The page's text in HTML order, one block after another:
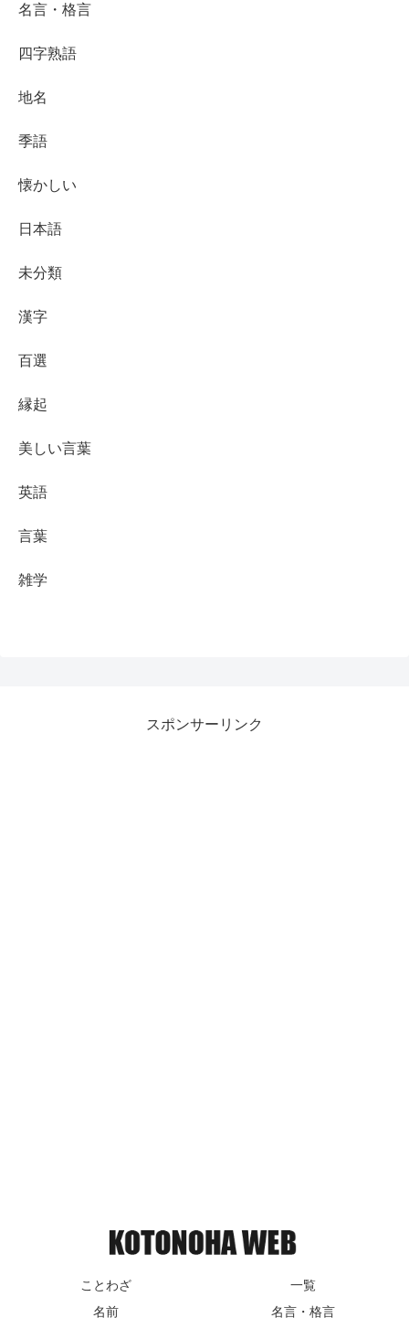
名言・格言
四字熟語
地名
季語
懐かしい
日本語
未分類
漢字
百選
縁起
美しい言葉
英語
言葉
雑学
スポンサーリンク
ことわざ
一覧
名前
名言・格言